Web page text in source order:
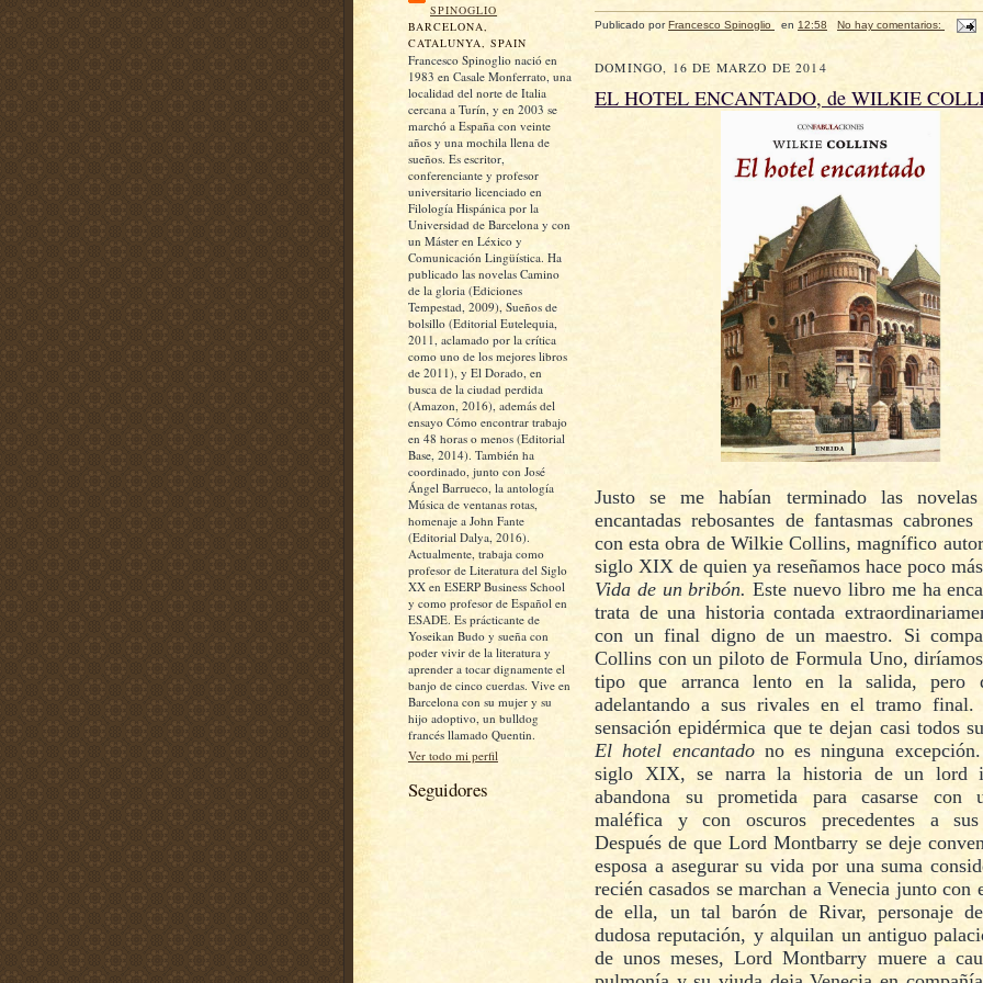
SPINOGLIO
BARCELONA,
CATALUNYA, SPAIN
Francesco Spinoglio nació en
1983 en Casale Monferrato, una
localidad del norte de Italia
cercana a Turín, y en 2003 se
marchó a España con veinte
años y una mochila llena de
sueños. Es escritor,
conferenciante y profesor
universitario licenciado en
Filología Hispánica por la
Universidad de Barcelona y con
un Máster en Léxico y
Comunicación Lingüística. Ha
publicado las novelas Camino
de la gloria (Ediciones
Tempestad, 2009), Sueños de
bolsillo (Editorial Eutelequia,
2011, aclamado por la crítica
como uno de los mejores libros
de 2011), y El Dorado, en
busca de la ciudad perdida
(Amazon, 2016), además del
ensayo Cómo encontrar trabajo
en 48 horas o menos (Editorial
Base, 2014). También ha
coordinado, junto con José
Ángel Barrueco, la antología
Música de ventanas rotas,
homenaje a John Fante
(Editorial Dalya, 2016).
Actualmente, trabaja como
profesor de Literatura del Siglo
XX en ESERP Business School
y como profesor de Español en
ESADE. Es prácticante de
Yoseikan Budo y sueña con
poder vivir de la literatura y
aprender a tocar dignamente el
banjo de cinco cuerdas. Vive en
Barcelona con su mujer y su
hijo adoptivo, un bulldog
francés llamado Quentin.
Ver todo mi perfil
Seguidores
Publicado porFrancesco Spinoglio en 12:58 No hay comentarios:
DOMINGO, 16 DE MARZO DE 2014
EL HOTEL ENCANTADO, de WILKIE
Justo se me habían terminado las
encantadas rebosantes de fantasmas
con esta obra de Wilkie Collins, magnífico
siglo XIX de quien ya reseñamos hace poco
Vida de un bribón. Este nuevo libro me ha
trata de una historia contada
con un final digno de un maestro. Si
Collins con un piloto de Formula Uno,
tipo que arranca lento en la salida, pero
adelantando a sus rivales en el tramo
sensación epidérmica que te dejan casi todos
El hotel encantado no es ninguna
siglo XIX, se narra la historia de un lord
abandona su prometida para casarse con
maléfica y con oscuros precedentes a sus
Después de que Lord Montbarry se deje
esposa a asegurar su vida por una suma
recién casados se marchan a Venecia junto con
de ella, un tal barón de Rivar, personaje
dudosa reputación, y alquilan un antiguo
de unos meses, Lord Montbarry muere a